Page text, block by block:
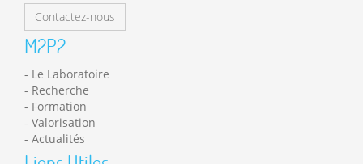
Contactez-nous
M2P2
Le Laboratoire
Recherche
Formation
Valorisation
Actualités